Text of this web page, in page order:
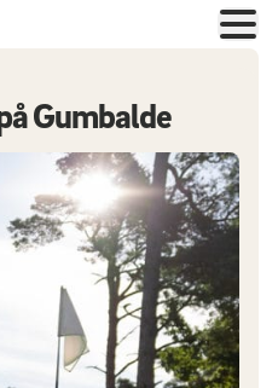
Gumbalde